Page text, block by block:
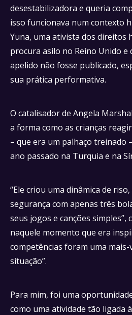
desestabilizadora e queria
isso funcionava num contexto
Yuna, uma ativista dos direitos
procura asilo no Reino Unido e
apelido não fosse publicado,
sua prática performativa.
O catalisador de Angela
a forma como as crianças
– que era um palhaço treinado
ano passado na Turquia e na
“Ele criou uma dinâmica de
segurança com apenas três
seus jogos e canções simples”,
naquele momento que era
competências foram uma mais-
situação”.
Para mim, foi uma
como uma atividade tão ligada